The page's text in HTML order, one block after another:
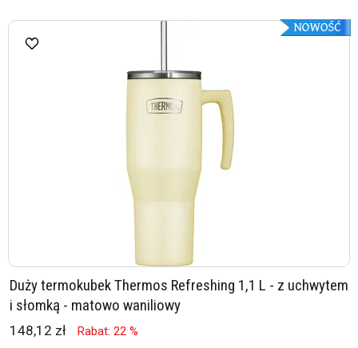
Duży termokubek Thermos Refreshing 1,1 L - z uchwytem
i słomką - matowo waniliowy
148,12 zł Rabat: 22 %